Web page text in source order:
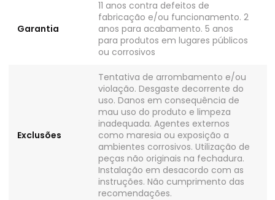
Garantia
11 anos contra defeitos de
fabricação e/ou funcionamento. 2
anos para acabamento. 5 anos
para produtos em lugares públicos
ou corrosivos
Exclusões
Tentativa de arrombamento e/ou
violação. Desgaste decorrente do
uso. Danos em consequência de
mau uso do produto e limpeza
inadequada. Agentes externos
como maresia ou exposição a
ambientes corrosivos. Utilização de
peças não originais na fechadura.
Instalação em desacordo com as
instruções. Não cumprimento das
recomendações.